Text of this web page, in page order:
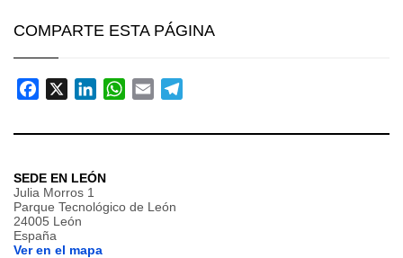
COMPARTE ESTA PÁGINA
FacebookLinkedInWhatsApp
Email
SEDE EN LEÓN
Julia Morros 1
Parque Tecnológico de León
24005 León
España
Ver en el mapa